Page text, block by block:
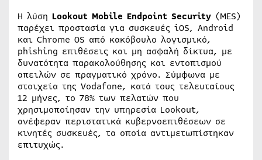
Η λύση Lookout Mobile Endpoint Security (MES)
παρέχει προστασία για συσκευές iOS, Android
και Chrome OS από κακόβουλο λογισμικό,
phishing επιθέσεις και μη ασφαλή δίκτυα, με
δυνατότητα παρακολούθησης και εντοπισμού
απειλών σε πραγματικό χρόνο. Σύμφωνα με
στοιχεία της Vodafone, κατά τους τελευταίους
12 μήνες, το 78% των πελατών που
χρησιμοποίησαν την υπηρεσία Lookout,
ανέφεραν περιστατικά κυβερνοεπιθέσεων σε
κινητές συσκευές, τα οποία αντιμετωπίστηκαν
επιτυχώς.